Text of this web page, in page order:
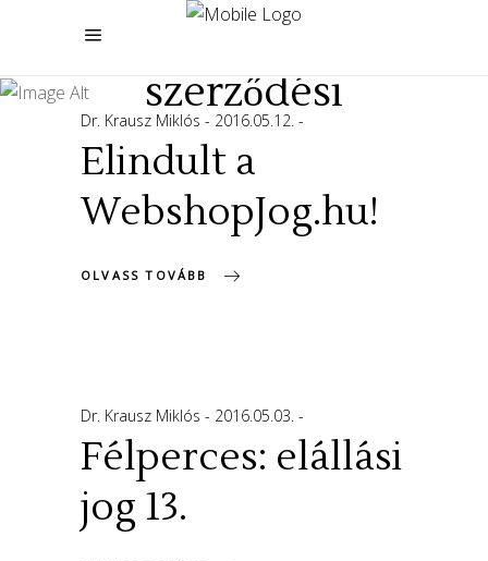
általános
szerződési
feltételek
Dr. Krausz Miklós 2016.05.12.
Elindult a
WebshopJog.hu!
OLVASS TOVÁBB
Dr. Krausz Miklós 2016.05.03.
Félperces: elállási
jog 13.